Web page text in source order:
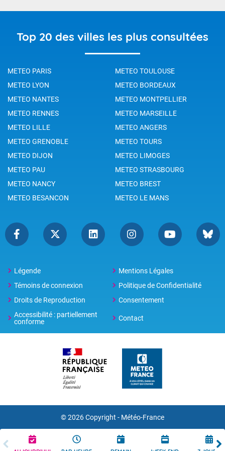
Top 20 des villes les plus consultées
METEO PARIS
METEO TOULOUSE
METEO LYON
METEO BORDEAUX
METEO NANTES
METEO MONTPELLIER
METEO RENNES
METEO MARSEILLE
METEO LILLE
METEO ANGERS
METEO GRENOBLE
METEO TOURS
METEO DIJON
METEO LIMOGES
METEO PAU
METEO STRASBOURG
METEO NANCY
METEO BREST
METEO BESANCON
METEO LE MANS
Légende
Mentions Légales
Témoins de connexion
Politique de Confidentialité
Droits de Reproduction
Consentement
Accessibilité : partiellement
conforme
Contact
© 2026 Copyright - Météo-France